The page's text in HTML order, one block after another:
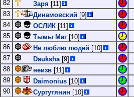
82
Заря [11]
83
Динамовский [9]
84
ОСЛИК [11]
85
Тымы Маг [10]
86
Не люблю людей [10]
87
Dauksha[9]
88
неизв [11]
89
Daimonius [10]
90
Сургутянин [10]